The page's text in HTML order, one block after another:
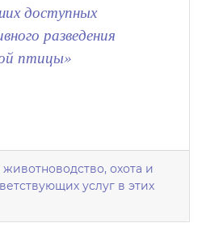
доступных
разведения
птицы»
охота и
услуг в этих